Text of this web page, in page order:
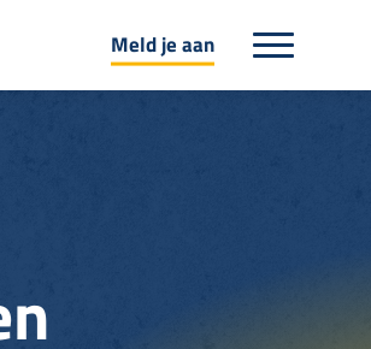
Meld je aan